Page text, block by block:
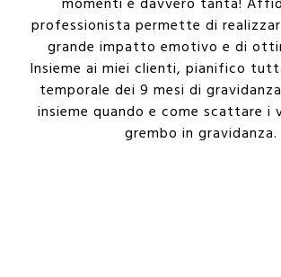
professionista permette di
grande impatto emotivo e di
Insieme ai miei clienti, pianifico
temporale dei 9 mesi di
insieme quando e come scattare i
grembo in gravidanza.